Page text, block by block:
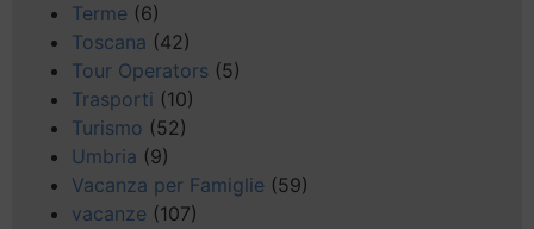
Terme (6)
Toscana (42)
Tour Operators (5)
Trasporti (10)
Turismo (52)
Umbria (9)
Vacanza per Famiglie (59)
vacanze (107)